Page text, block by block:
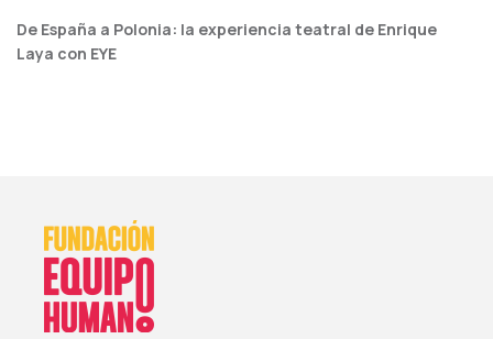
De España a Polonia: la experiencia teatral de Enrique
Laya con EYE